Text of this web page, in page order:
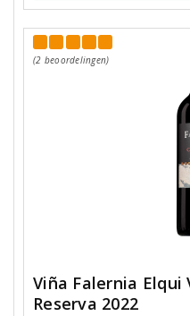
(2 beoordelingen)
Viña Falernia Elqui
Reserva 2022